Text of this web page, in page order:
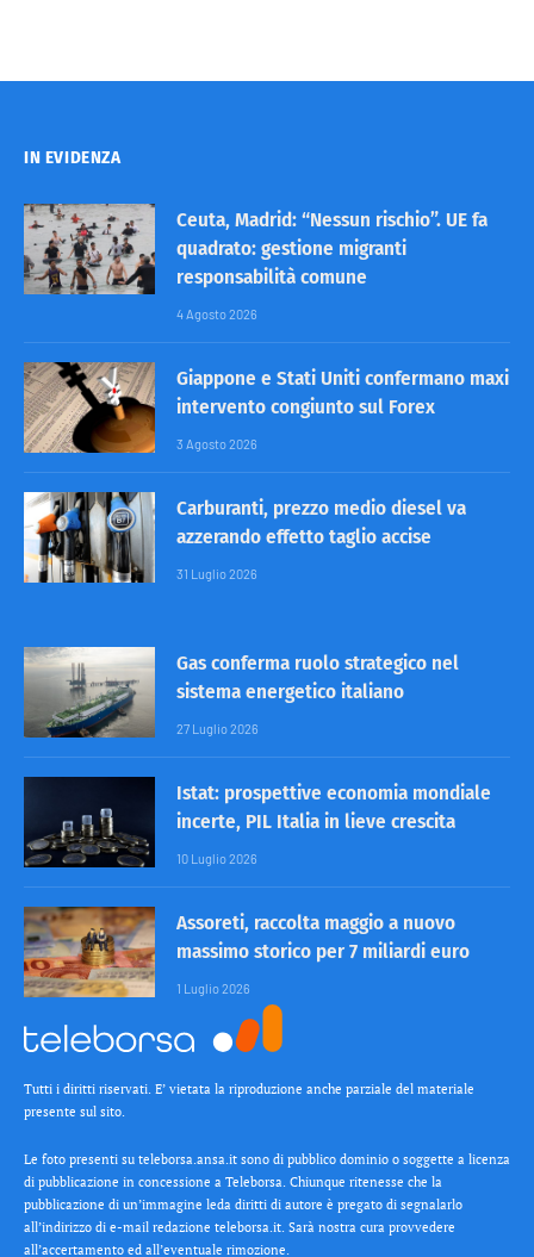
IN EVIDENZA
Ceuta, Madrid: “Nessun rischio”. UE fa
quadrato: gestione migranti
responsabilità comune
4 Agosto 2026
Giappone e Stati Uniti confermano maxi
intervento congiunto sul Forex
3 Agosto 2026
Carburanti, prezzo medio diesel va
azzerando effetto taglio accise
31 Luglio 2026
Gas conferma ruolo strategico nel
sistema energetico italiano
27 Luglio 2026
Istat: prospettive economia mondiale
incerte, PIL Italia in lieve crescita
10 Luglio 2026
Assoreti, raccolta maggio a nuovo
massimo storico per 7 miliardi euro
1 Luglio 2026
Tutti i diritti riservati. E’ vietata la riproduzione anche parziale del materiale
presente sul sito.
Le foto presenti su teleborsa.ansa.it sono di pubblico dominio o soggette a licenza
di pubblicazione in concessione a Teleborsa. Chiunque ritenesse che la
pubblicazione di un’immagine leda diritti di autore è pregato di segnalarlo
all’indirizzo di e-mail redazione teleborsa.it. Sarà nostra cura provvedere
all’accertamento ed all’eventuale rimozione.